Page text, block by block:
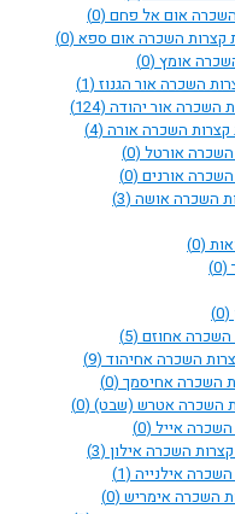
אום אל פחם (0)
קצרות השכרה אום ספא (0)
אומץ (0)
השכרה אור הגנוז (1)
השכרה אור יהודה (124)
קצרות השכרה אורה (4)
השכרה אורטל (0)
אורנים (0)
השכרה אושה (3)
(0)
(0)
(0)
השכרה אחוזם (5)
השכרה אחיהוד (9)
השכרה אחיסמך (0)
השכרה אטרש (שבט) (0)
אייל (0)
השכרה אילון (3)
אילנייה (1)
השכרה אימריש (0)